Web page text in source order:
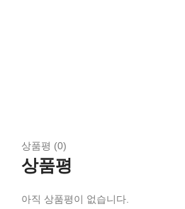
상품평 (0)
상품평
아직 상품평이 없습니다.